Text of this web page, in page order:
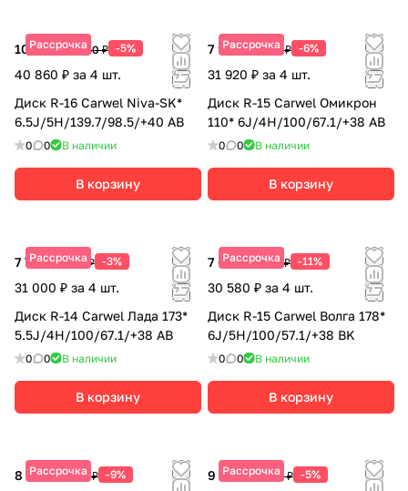
Рассрочка
10 215 ₽10 750 ₽ -5%
40 860 ₽ за 4 шт.
Диск R-16 Carwel Niva-SK*
6.5J/5H/139.7/98.5/+40 AB
0 0 В наличии
В корзину
Рассрочка
7 980 ₽8 490 ₽ -6%
31 920 ₽ за 4 шт.
Диск R-15 Carwel Омикрон
110* 6J/4H/100/67.1/+38 AB
0 0 В наличии
В корзину
Рассрочка
7 750 ₽7 990 ₽ -3%
31 000 ₽ за 4 шт.
Диск R-14 Carwel Лада 173*
5.5J/4H/100/67.1/+38 AB
0 0 В наличии
В корзину
Рассрочка
7 645 ₽8 590 ₽ -11%
30 580 ₽ за 4 шт.
Диск R-15 Carwel Волга 178*
6J/5H/100/57.1/+38 BK
0 0 В наличии
В корзину
Рассрочка
8 780 ₽9 650 ₽ -9% Рассрочка
9 490 ₽9 990 ₽ -5%